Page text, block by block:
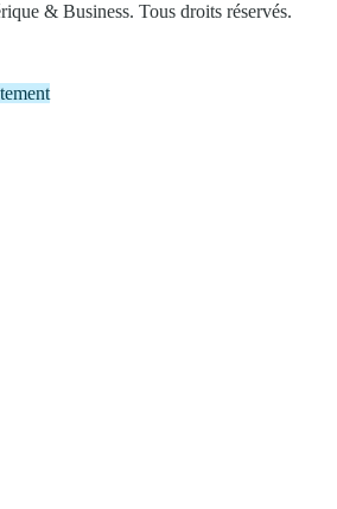
& Business. Tous droits réservés.